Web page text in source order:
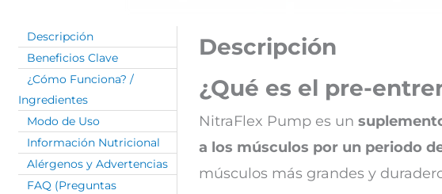
Descripción
Beneficios Clave
¿Cómo Funciona? /
Ingredientes
Modo de Uso
Información Nutricional
Alérgenos y Advertencias
FAQ (Preguntas
Descripción
¿Qué es el pre-
NitraFlex Pump es un
a los músculos por un periodo
músculos más grandes y